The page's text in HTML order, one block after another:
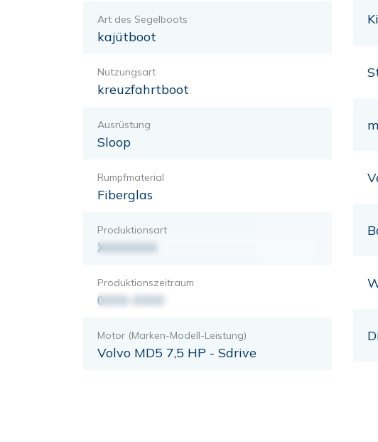
Art des Segelboots
kajütboot
Nutzungsart
kreuzfahrtboot
Ausrüstung
Sloop
Rumpfmaterial
Fiberglas
Produktionsart
XXXXXXX
Produktionszeitraum
0000-0000
Motor (Marken-Modell-Leistung)
Volvo MD5 7,5 HP - Sdrive